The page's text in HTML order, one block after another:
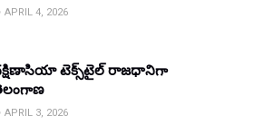
APRIL 4, 2026
టెక్స్‌టైల్ రాజధానిగా
APRIL 3, 2026